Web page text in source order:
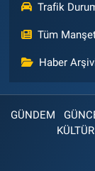
Trafik
Tüm
Haber
GÜNDEM